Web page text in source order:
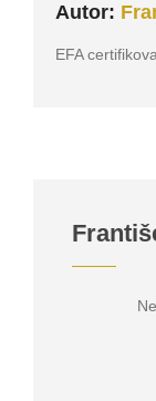
Autor:
EFA